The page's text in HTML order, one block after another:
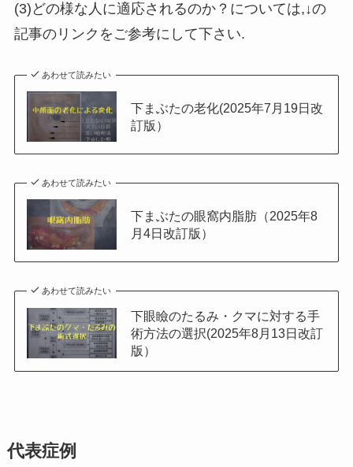
(3)どの様な人に適応されるのか？については,↓の
記事のリンクをご参考にして下さい.
あわせて読みたい
下まぶたの老化(2025年7月19日改
訂版）
あわせて読みたい
下まぶたの眼窩内脂肪（2025年8
月4日改訂版）
あわせて読みたい
下眼瞼のたるみ・クマに対する手
術方法の選択(2025年8月13日改訂
版）
代表症例